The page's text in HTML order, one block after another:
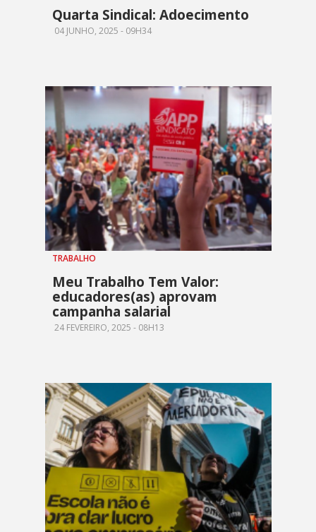
Quarta Sindical: Adoecimento
04 JUNHO, 2025 - 09H34
TRABALHO
Meu Trabalho Tem Valor:
educadores(as) aprovam
campanha salarial
24 FEVEREIRO, 2025 - 08H13